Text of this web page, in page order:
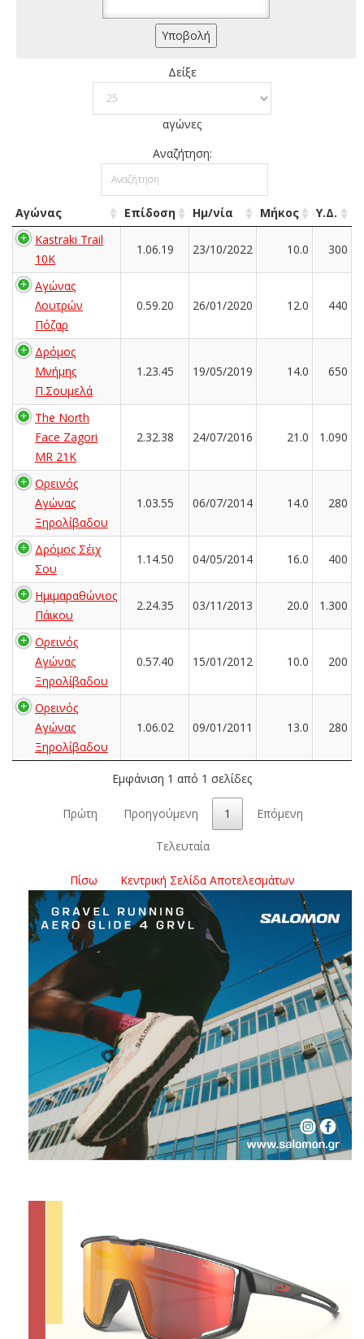
Δείξε
αγώνες
Αναζήτηση:
Αγώνας Επίδοση Ημ/νία Μήκος
Υ.Δ.
Kastraki Trail
10K
1.06.19 23/10/2022 10.0 300
Αγώνας
Λουτρών
Πόζαρ
0.59.20 26/01/2020 12.0 440
Δρόμος
Μνήμης
Π.Σουμελά
1.23.45 19/05/2019 14.0 650
The North
Face Zagori
MR 21K
2.32.38 24/07/2016 21.0 1.090
Ορεινός
Αγώνας
Ξηρολίβαδου
1.03.55 06/07/2014 14.0 280
Δρόμος Σέιχ
Σου
1.14.50 04/05/2014 16.0 400
Ημιμαραθώνιος
Πάικου
2.24.35 03/11/2013 20.0 1.300
Ορεινός
Αγώνας
Ξηρολίβαδου
0.57.40 15/01/2012 10.0 200
Ορεινός
Αγώνας
Ξηρολίβαδου
1.06.02 09/01/2011 13.0 280
Εμφάνιση 1 από 1 σελίδες
Πρώτη Προηγούμενη 1 Επόμενη
Τελευταία
Πίσω Κεντρική Σελίδα Αποτελεσμάτων